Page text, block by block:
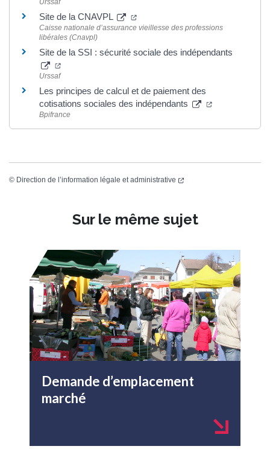
Urssaf
Site de la CNAVPL
Caisse nationale d’assurance vieillesse des professions
libérales (Cnavpl)
Site de la SSI : sécurité sociale des indépendants
Urssaf
Les principes de calcul et de paiement des
cotisations sociales des indépendants
Bpifrance
© Direction de l’information légale et administrative
Sur le même sujet
Demande d’emplacement
marché